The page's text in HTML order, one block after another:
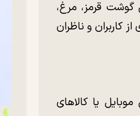
قرمز، مرغ،
کاربران و ناظران
یا کالا‌های